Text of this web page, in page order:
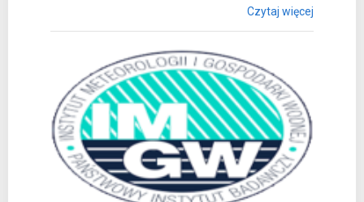
Czytaj więcej